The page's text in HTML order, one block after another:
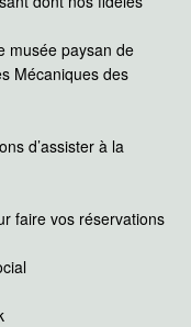
musée paysan de
Mécaniques des
d’assister à la
faire vos réservations